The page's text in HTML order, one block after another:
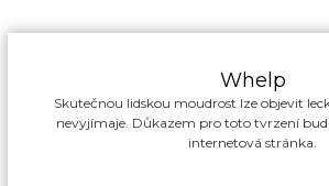
Whelp
Skutečnou lidskou moudrost lze objevit
nevyjímaje. Důkazem pro toto tvrzení
internetová stránka.